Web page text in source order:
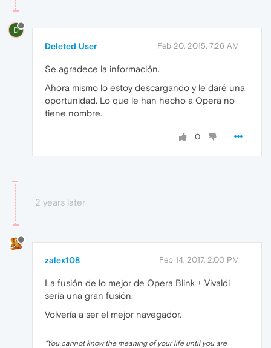
D
Deleted User Feb 20, 2015, 7:26 AM
Se agradece la información.
Ahora mismo lo estoy descargando y le daré una
oportunidad. Lo que le han hecho a Opera no
tiene nombre.
0
2 years later
zalex108 Feb 14, 2017, 2:00 PM
La fusión de lo mejor de Opera Blink + Vivaldi
seria una gran fusión.
Volvería a ser el mejor navegador.
"You cannot know the meaning of your life until you are